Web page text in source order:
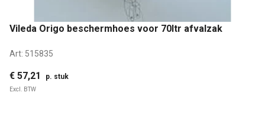
Vileda Origo beschermhoes voor 70ltr afvalzak
Art: 515835
€ 57,21 p. stuk
Excl. BTW